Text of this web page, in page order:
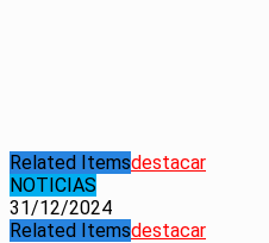
Related Itemsdestacar
NOTICIAS
31/12/2024
Related Itemsdestacar